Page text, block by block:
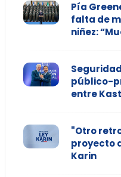
Pía
falta de
niñez:
público-
entre
"Otro
proyecto
Karin